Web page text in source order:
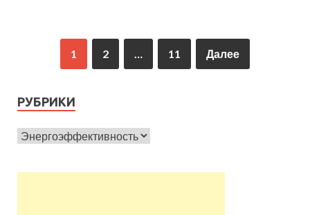
1 2 … 11 Далее
РУБРИКИ